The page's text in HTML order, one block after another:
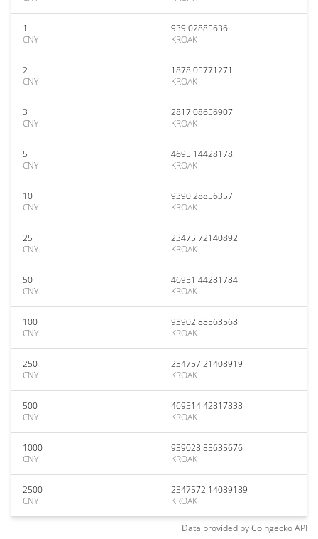
1
CNY
939.02885636
KROAK
2
CNY
1878.05771271
KROAK
3
CNY
2817.08656907
KROAK
5
CNY
4695.14428178
KROAK
10
CNY
9390.28856357
KROAK
25
CNY
23475.72140892
KROAK
50
CNY
46951.44281784
KROAK
100
CNY
93902.88563568
KROAK
250
CNY
234757.21408919
KROAK
500
CNY
469514.42817838
KROAK
1000
CNY
939028.85635676
KROAK
2500
CNY
2347572.14089189
KROAK
Data provided byCoingeckoAPI